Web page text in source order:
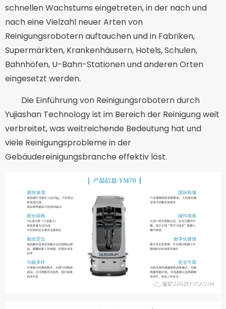
schnellen Wachstums eingetreten, in der nach und
nach eine Vielzahl neuer Arten von
Reinigungsrobotern auftauchen und in Fabriken,
Supermärkten, Krankenhäusern, Hotels, Schulen,
Bahnhöfen, U-Bahn-Stationen und anderen Orten
eingesetzt werden.
Die Einführung von Reinigungsrobotern durch
Yujiashan Technology ist im Bereich der Reinigung weit
verbreitet, was weitreichende Bedeutung hat und
viele Reinigungsprobleme in der
Gebäudereinigungsbranche effektiv löst.